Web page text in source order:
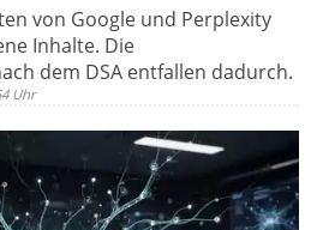
von Google und Perplexity
Inhalte. Die
dem DSA entfallen dadurch.
Uhr